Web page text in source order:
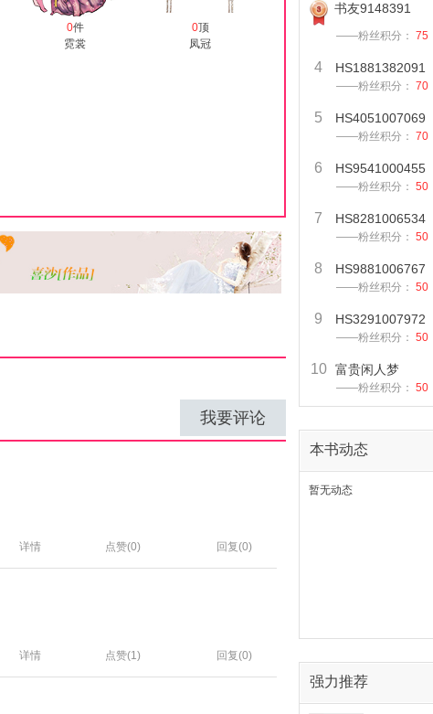
0件
霓裳
0顶
凤冠
我要评论
详情 点赞(0) 回复(0)
详情 点赞(1 ) 回复(0)
书友9148391
——粉丝积分： 75
4 HS1881382091
——粉丝积分： 70
5 HS4051007069
——粉丝积分： 70
6 HS9541000455
——粉丝积分： 50
7 HS8281006534
——粉丝积分： 50
8 HS9881006767
——粉丝积分： 50
9 HS3291007972
——粉丝积分： 50
10 富贵闲人梦
——粉丝积分： 50
本书动态
暂无动态
强力推荐